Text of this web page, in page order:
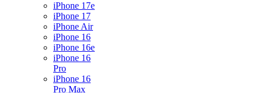
iPhone 17e
iPhone 17
iPhone Air
iPhone 16
iPhone 16e
iPhone 16
Pro
iPhone 16
Pro Max